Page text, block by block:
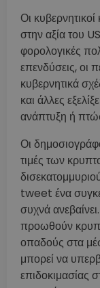
Οι
στην αξία του
φορολογικές
επενδύσεις, οι
κυβερνητικά
και άλλες
ανάπτυξη ή
Οι
τιμές των
tweet ένα
συχνά
προωθούν
οπαδούς στα
μπορεί να
επιδοκιμασίας